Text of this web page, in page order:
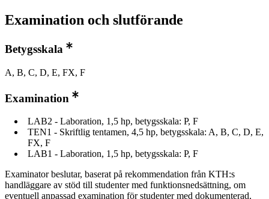
Examination och slutförande
Betygsskala
A, B, C, D, E, FX, F
Examination
LAB2 - Laboration, 1,5 hp, betygsskala: P, F
TEN1 - Skriftlig tentamen, 4,5 hp, betygsskala: A, B, C, D, E,
FX, F
LAB1 - Laboration, 1,5 hp, betygsskala: P, F
Examinator beslutar, baserat på rekommendation från KTH:s
handläggare av stöd till studenter med funktionsnedsättning, om
eventuell anpassad examination för studenter med dokumenterad,